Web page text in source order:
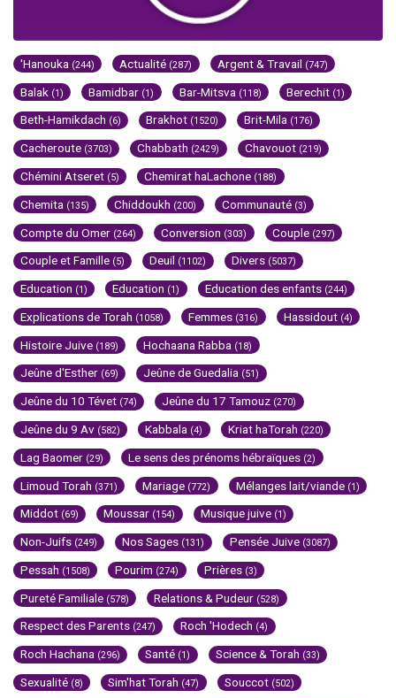
'Hanouka (244) Actualité (287) Argent & Travail (747)
Balak (1) Bamidbar (1) Bar-Mitsva (118) Berechit (1)
Beth-Hamikdach (6) Brakhot (1520) Brit-Mila (176)
Cacheroute (3703) Chabbath (2429) Chavouot (219)
Chémini Atseret (5) Chemirat haLachone (188)
Chemita (135) Chiddoukh (200) Communauté (3)
Compte du Omer (264) Conversion (303) Couple (297)
Couple et Famille (5) Deuil (1102) Divers (5037)
Education (1) Education (1) Education des enfants (244)
Explications de Torah (1058) Femmes (316) Hassidout (4)
Histoire Juive (189) Hochaana Rabba (18)
Jeûne d'Esther (69) Jeûne de Guedalia (51)
Jeûne du 10 Tévet (74) Jeûne du 17 Tamouz (270)
Jeûne du 9 Av (582) Kabbala (4) Kriat haTorah (220)
Lag Baomer (29) Le sens des prénoms hébraïques (2)
Limoud Torah (371) Mariage (772) Mélanges lait/viande (1)
Middot (69) Moussar (154) Musique juive (1)
Non-Juifs (249) Nos Sages (131) Pensée Juive (3087)
Pessah (1508) Pourim (274) Prières (3)
Pureté Familiale (578) Relations & Pudeur (528)
Respect des Parents (247) Roch 'Hodech (4)
Roch Hachana (296) Santé (1) Science & Torah (33)
Sexualité (8) Sim'hat Torah (47) Souccot (502)